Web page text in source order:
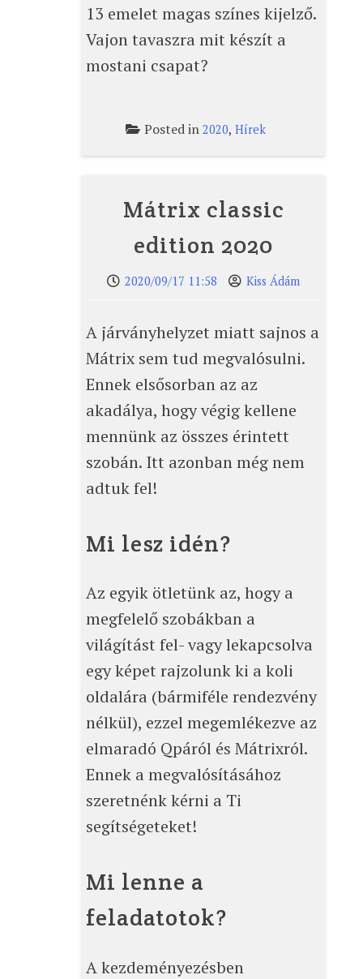
13 emelet magas színes kijelző.
Vajon tavaszra mit készít a
mostani csapat?
Posted in 2020, Hírek
Mátrix classic
edition 2020
2020/09/17 11:58 Kiss Ádám
A járványhelyzet miatt sajnos a
Mátrix sem tud megvalósulni.
Ennek elsősorban az az
akadálya, hogy végig kellene
mennünk az összes érintett
szobán. Itt azonban még nem
adtuk fel!
Mi lesz idén?
Az egyik ötletünk az, hogy a
megfelelő szobákban a
világítást fel- vagy lekapcsolva
egy képet rajzolunk ki a koli
oldalára (bármiféle rendezvény
nélkül), ezzel megemlékezve az
elmaradó Qpáról és Mátrixról.
Ennek a megvalósításához
szeretnénk kérni a Ti
segítségeteket!
Mi lenne a
feladatotok?
A kezdeményezésben